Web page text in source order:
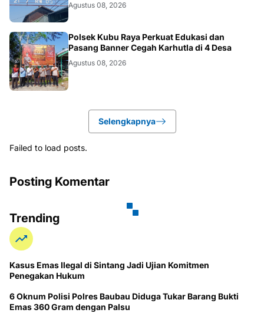
Agustus 08, 2026
KALBAR
Polsek Kubu Raya Perkuat Edukasi dan
Pasang Banner Cegah Karhutla di 4 Desa
Agustus 08, 2026
Selengkapnya
Failed to load posts.
Posting Komentar
Trending
Kasus Emas Ilegal di Sintang Jadi Ujian Komitmen
Penegakan Hukum
6 Oknum Polisi Polres Baubau Diduga Tukar Barang Bukti
Emas 360 Gram dengan Palsu